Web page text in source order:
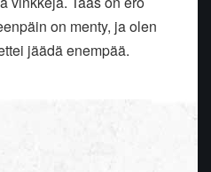
on menty, ja olen
jäädä enempää.